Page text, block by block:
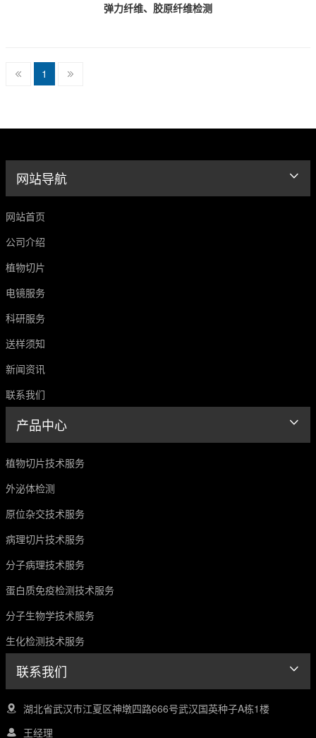
弹力纤维、胶原纤维检测
1
网站导航
网站首页
公司介绍
植物切片
电镜服务
科研服务
送样须知
新闻资讯
联系我们
产品中心
植物切片技术服务
外泌体检测
原位杂交技术服务
病理切片技术服务
分子病理技术服务
蛋白质免疫检测技术服务
分子生物学技术服务
生化检测技术服务
联系我们
湖北省武汉市江夏区神墩四路666号武汉国英种子A栋1楼
王经理